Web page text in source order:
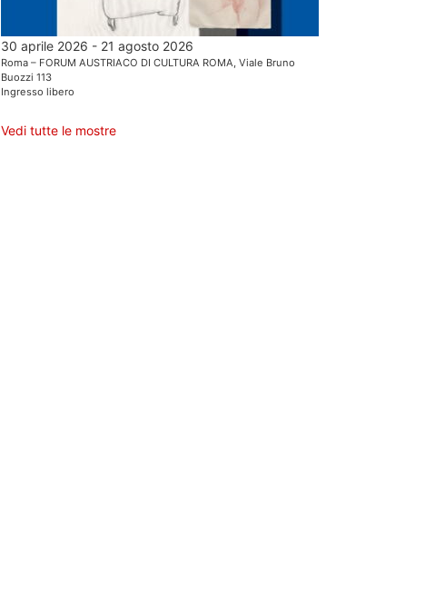
30 aprile 2026 - 21 agosto 2026
Roma – FORUM AUSTRIACO DI CULTURA ROMA, Viale Bruno
Buozzi 113
Ingresso libero
Vedi tutte le mostre